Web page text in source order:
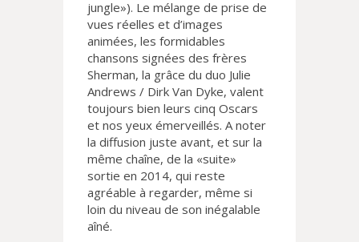
jungle»). Le mélange de prise de
vues réelles et d’images
animées, les formidables
chansons signées des frères
Sherman, la grâce du duo Julie
Andrews / Dirk Van Dyke, valent
toujours bien leurs cinq Oscars
et nos yeux émerveillés. A noter
la diffusion juste avant, et sur la
même chaîne, de la «suite»
sortie en 2014, qui reste
agréable à regarder, même si
loin du niveau de son inégalable
aîné.